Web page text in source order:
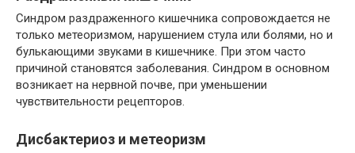
Синдром раздраженного кишечника сопровождается не
только метеоризмом, нарушением стула или болями, но и
булькающими звуками в кишечнике. При этом часто
причиной становятся заболевания. Синдром в основном
возникает на нервной почве, при уменьшении
чувствительности рецепторов.
Дисбактериоз и метеоризм